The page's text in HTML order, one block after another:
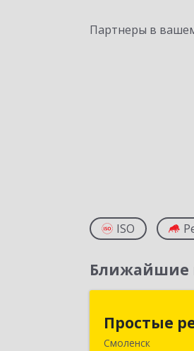
Партнеры в
ISO
Ближайшие
Простые
Смоленск
214015,